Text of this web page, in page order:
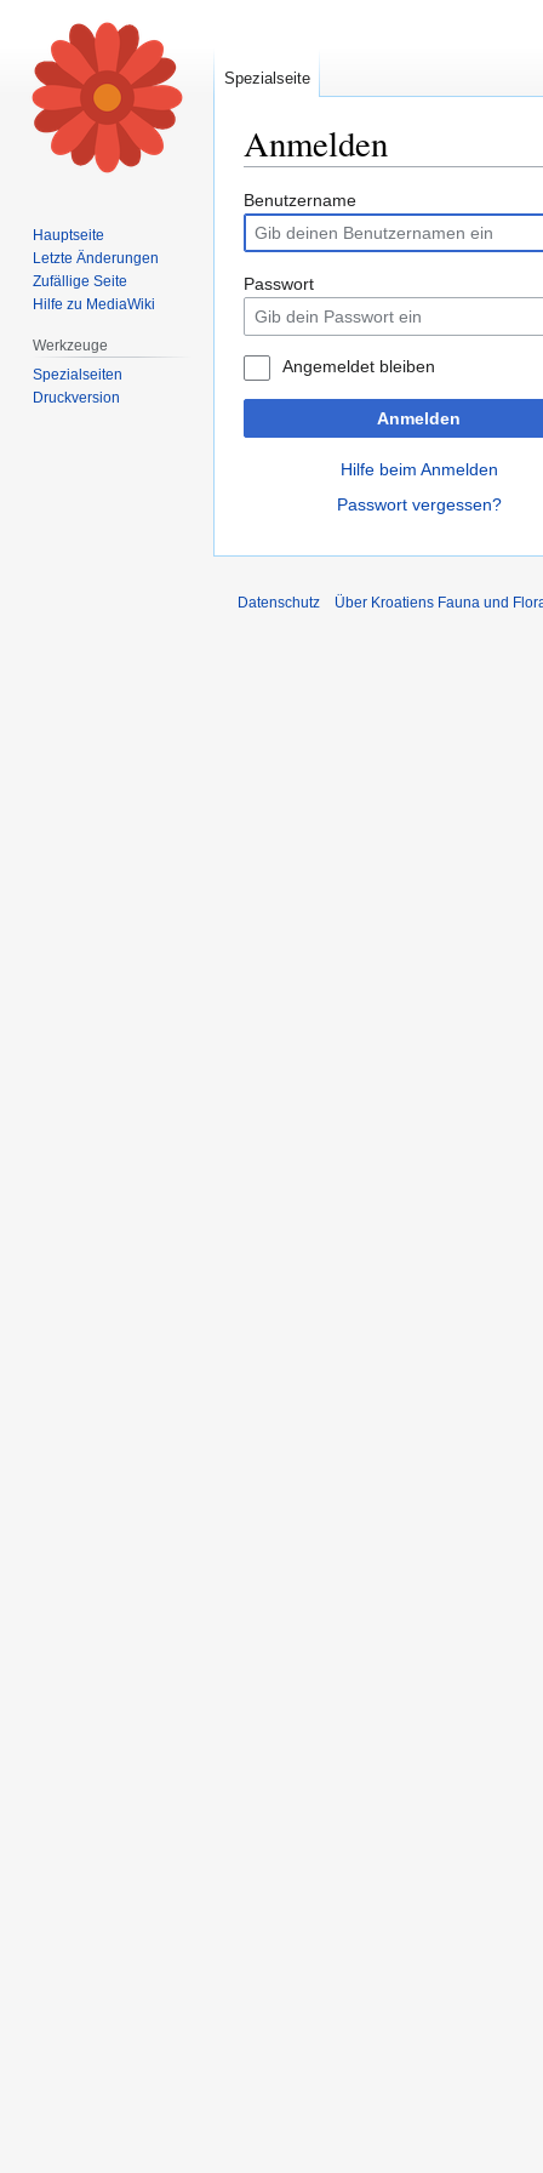
Anmelden
Zur
Navigation
springen
Zur
Suche
springen
Benutzername
Passwort
Angemeldet bleiben
Anmelden
Hilfe beim Anmelden
Passwort vergessen?
Spezialseite
Hauptseite
Letzte Änderungen
Zufällige Seite
Hilfe zu MediaWiki
Werkzeuge
Spezialseiten
Druckversion
Datenschutz Über Kroatiens Fauna und